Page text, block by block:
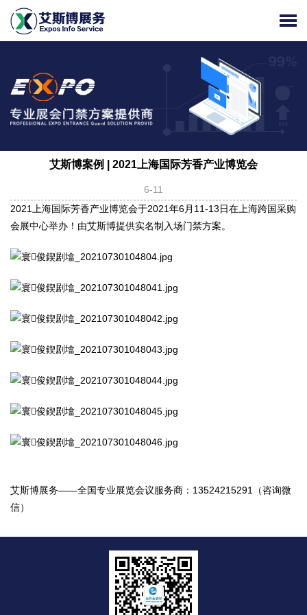
艾斯博案例 | 2021上海国际芳香产业博览会
6-11
2021上海国际芳香产业博览会于2021年6月11-13日在上海跨国采购
会展中心举办！由艾斯博提供实名制入场门禁方案。
艾斯博展务——全国专业展览会议服务商：13524215291（咨询微
信）